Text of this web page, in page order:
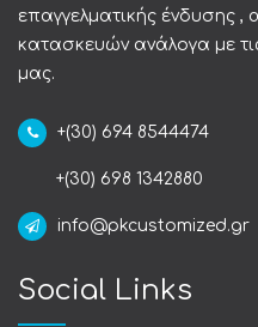
επαγγελματικής ένδυσης
κατασκευών ανάλογα με
μας.
+(30) 694 8544474
+(30) 698 1342880
info@pkcustomized.gr
Social Links